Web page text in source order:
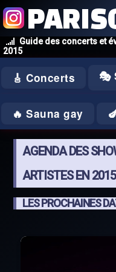
Guide des concerts et
2015
🎸 Concerts 🎭
🔥 Sauna gay
AGENDA DES
ARTISTES EN 2015
LES PROCHAINES